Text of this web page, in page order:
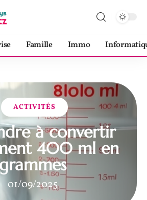
Famille Immo
ACTIVITÉS
à convertir
400 ml en
01/09/2025